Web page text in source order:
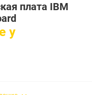
плата IBM
у